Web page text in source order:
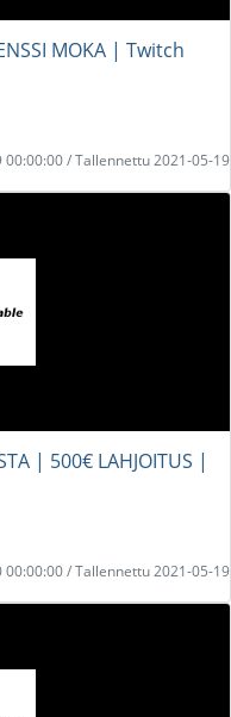
MOKA | Twitch
00:00:00 / Tallennettu 2021-05-19
| 500€ LAHJOITUS |
00:00:00 / Tallennettu 2021-05-19